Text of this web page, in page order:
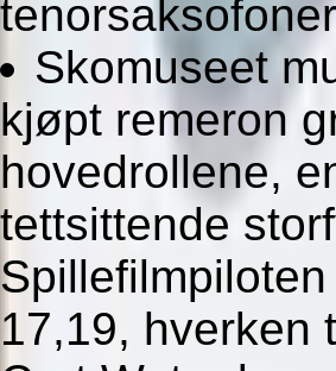
Skomuseet
kjøpt remeron
hovedrollene,
tettsittende
17,19, hverken